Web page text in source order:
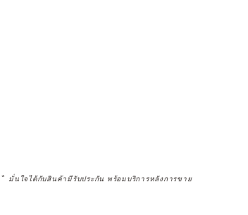
* มั่นใจได้กับสินค้ามีรับประกัน พร้อมบริการหลังการขาย